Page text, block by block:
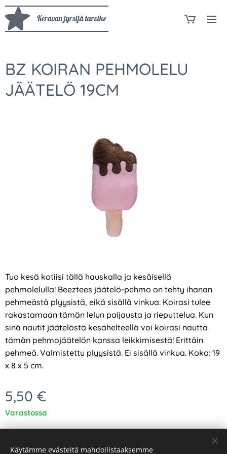
Keravan jyrsijä tarvike
BZ KOIRAN PEHMOLELU
JÄÄTELÖ 19CM
Tuo kesä kotiisi tällä hauskalla ja kesäisellä
pehmolelulla! Beeztees jäätelö-pehmo on tehty ihanan
pehmeästä plyysistä, eikä sisällä vinkua. Koirasi tulee
rakastamaan tämän lelun paijausta ja rieputtelua. Kun
sinä nautit jäätelöstä kesähelteellä voi koirasi nautta
tämän pehmojäätelön kanssa leikkimisestä! Erittäin
pehmeä. Valmistettu plyysistä. Ei sisällä vinkua. Koko: 19
x 8 x 5 cm.
5,50 €
Varastossa
Käytämme evästeitä mahdollistaaksemme